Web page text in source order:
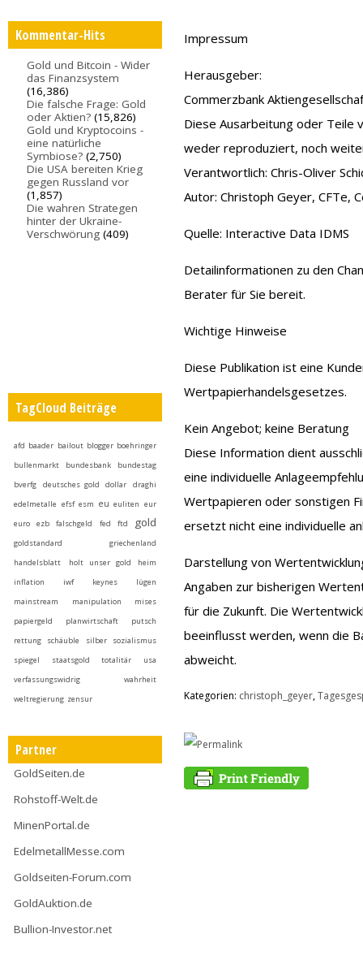
Kommentar-Hits
Gold und Bitcoin - Wider
das Finanzsystem
(16,386)
Die falsche Frage: Gold
oder Aktien? (15,826)
Gold und Kryptocoins -
eine natürliche
Symbiose? (2,750)
Die USA bereiten Krieg
gegen Russland vor
(1,857)
Die wahren Strategen
hinter der Ukraine-
Verschwörung (409)
TagCloud Beiträge
afd baader bailout blogger boehringer
bullenmarkt
bundesbank
bundestag
bverfg
deutsches gold dollar
draghi
edelmetalle efsf esm eu euliten eur
euro
ezb falschgeld fed ftd gold
goldstandard
griechenland
handelsblatt
holt unser gold heim
inflation
iwf keynes
lügen
mainstream
manipulation
mises
papiergeld
planwirtschaft
putsch
rettung
schäuble silber
sozialismus
spiegel
staatsgold totalitär
usa
verfassungswidrig
wahrheit
weltregierung zensur
Partner
GoldSeiten.de
Rohstoff-Welt.de
MinenPortal.de
EdelmetallMesse.com
Goldseiten-Forum.com
GoldAuktion.de
Bullion-Investor.net
Impressum
Herausgeber:
Commerzbank
Diese Ausarbeitung oder Teile
weder reproduziert, noch
Verantwortlich: Chris-Oliver
Autor: Christoph Geyer, CFTe,
Quelle: Interactive Data IDMS
Detailinformationen zu den
Berater für Sie bereit.
Wichtige Hinweise
Diese Publikation ist eine
Wertpapierhandelsgesetzes.
Kein Angebot; keine Beratung
Diese Information dient
eine individuelle
Wertpapieren oder sonstigen
ersetzt nicht eine individuelle
Darstellung von
Angaben zur bisherigen
für die Zukunft. Die
beeinflusst werden, wenn die
abweicht.
Kategorien: christoph_geyer,